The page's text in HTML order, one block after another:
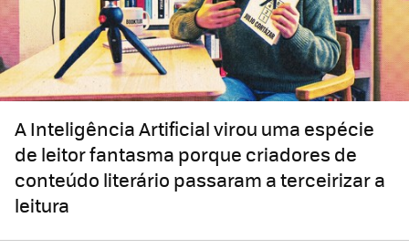
A Inteligência Artificial virou uma espécie
de leitor fantasma porque criadores de
conteúdo literário passaram a terceirizar a
leitura